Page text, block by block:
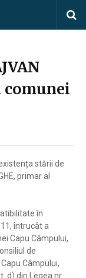
comunei
stării de
primar al
în
întrucât a
Capu Câmpului,
de
Câmpului,
d) din Legea nr.